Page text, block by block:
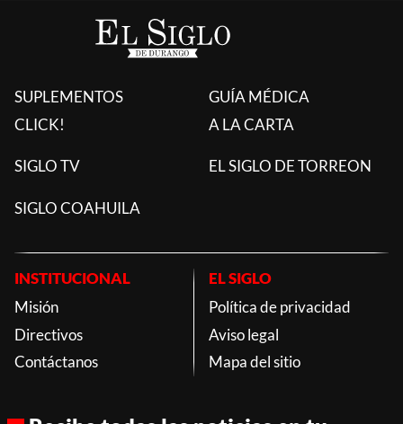
SUPLEMENTOS
CLICK!
GUÍA MÉDICA
A LA CARTA
SIGLO TV EL SIGLO DE TORREON
SIGLO COAHUILA
INSTITUCIONAL
Misión
Directivos
Contáctanos
EL SIGLO
Política de privacidad
Aviso legal
Mapa del sitio